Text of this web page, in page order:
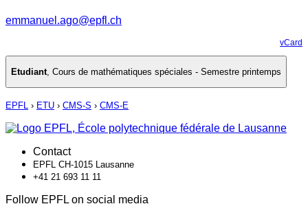
emmanuel.ago@epfl.ch
vCard
Etudiant, Cours de mathématiques spéciales - Semestre printemps
EPFL › ETU › CMS-S › CMS-E
Contact
EPFL CH-1015 Lausanne
+41 21 693 11 11
Follow EPFL on social media